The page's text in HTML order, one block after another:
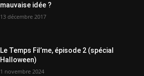
mauvaise idée ?
13 décembre 2017
Le Temps Fil’me, épisode 2 (spécial
Halloween)
1 novembre 2024